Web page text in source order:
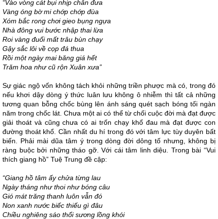
“Vào vòng cát bụi nhịp chân đưa
Vàng óng bờ mi chớp chớp đùa
Xóm bắc rong chơi gieo bụng ngựa
Nhà đông vui bước nhập thai lừa
Roi vàng đuổi mất trâu bùn chạy
Gậy sắc lôi về cọp đá thua
Rồi một ngày mai băng giá hết
Trăm hoa như cũ rộn Xuân xưa”
Sự giác ngộ vốn không tách khỏi những triền phược mà có, trong đó
nếu khơi dậy dòng ý thức luân lưu không ô nhiễm thì tất cả những
tương quan bỗng chốc bùng lên ánh sáng quét sạch bóng tối ngàn
năm trong chốc lát. Chưa một ai có thể từ chối cuộc đời mà đạt được
giải thoát và cũng chưa có ai trốn chạy khổ đau mà đạt được con
đường thoát khổ. Cần nhất du hí trong đó với tâm lực tùy duyên bất
biến. Phải mài dũa tâm ý trong dòng đời dông tố nhưng, không bị
ràng buộc bởi những tháo gỡ. Với cái tâm linh diệu. Trong bài “Vui
thích giang hồ” Tuệ Trung đề cập:
“Giang hồ tâm ấy chửa từng lau
Ngày tháng như thoi như bóng câu
Gió mát trăng thanh luôn vẫn đó
Non xanh nước biếc thiếu gì đâu
Chiều nghiêng sáo thổi sương lồng khói